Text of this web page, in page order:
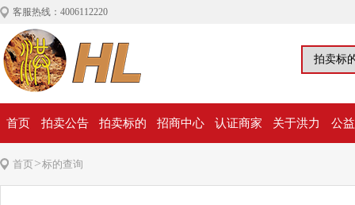
客服热线：4006112220
首页 拍卖公告 拍卖标的 招商中心 认证商家 关于洪力 公
首页>标的查询